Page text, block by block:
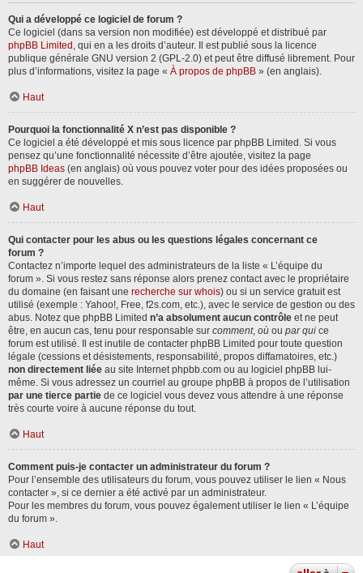
Qui a développé ce logiciel de forum ?
Ce logiciel (dans sa version non modifiée) est développé et distribué par
phpBB Limited , qui en a les droits d’auteur. Il est publié sous la licence
publique générale GNU version 2 (GPL-2.0) et peut être diffusé librement. Pour
plus d’informations, visitez la page « À propos de phpBB » (en anglais).
Haut
Pourquoi la fonctionnalité X n’est pas disponible ?
Ce logiciel a été développé et mis sous licence par phpBB Limited. Si vous
pensez qu’une fonctionnalité nécessite d’être ajoutée, visitez la page
phpBB Ideas (en anglais) où vous pouvez voter pour des idées proposées ou
en suggérer de nouvelles.
Haut
Qui contacter pour les abus ou les questions légales concernant ce
forum ?
Contactez n’importe lequel des administrateurs de la liste « L’équipe du
forum ». Si vous restez sans réponse alors prenez contact avec le propriétaire
du domaine (en faisant une recherche sur whois) ou si un service gratuit est
utilisé (exemple : Yahoo!, Free, f2s.com, etc.), avec le service de gestion ou des
abus. Notez que phpBB Limited n’a absolument aucun contrôle et ne peut
être, en aucun cas, tenu pour responsable sur comment, où ou par qui ce
forum est utilisé. Il est inutile de contacter phpBB Limited pour toute question
légale (cessions et désistements, responsabilité, propos diffamatoires, etc.)
non directement liée au site Internet phpbb.com ou au logiciel phpBB lui-
même. Si vous adressez un courriel au groupe phpBB à propos de l’utilisation
par une tierce partie de ce logiciel vous devez vous attendre à une réponse
très courte voire à aucune réponse du tout.
Haut
Comment puis-je contacter un administrateur du forum ?
Pour l’ensemble des utilisateurs du forum, vous pouvez utiliser le lien « Nous
contacter », si ce dernier a été activé par un administrateur.
Pour les membres du forum, vous pouvez également utiliser le lien « L’équipe
du forum ».
Haut